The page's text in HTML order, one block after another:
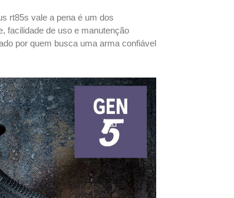
rt85s vale a pena é um dos
facilidade de uso e manutenção
por quem busca uma arma confiável